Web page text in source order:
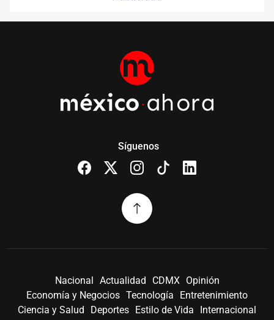
Síguenos
Nacional Actualidad CDMX
Opinión
Economía y Negocios Tecnología
Entretenimiento
Ciencia y Salud
Deportes Estilo de Vida Internacional